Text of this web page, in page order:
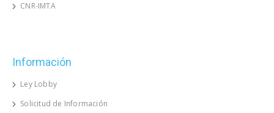
CNR-IMTA
Información
Ley Lobby
Solicitud de Información